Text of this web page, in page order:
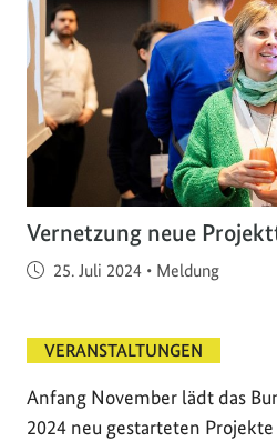
Vernetzung neue
Veröffentlicht am
25. Juli 2024 • Meldung
VERANSTALTUNGEN
Anfang November lädt das
2024 neu gestarteten